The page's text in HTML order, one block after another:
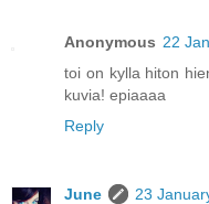
Anonymous 22
toi on kylla hiton
kuvia! epiaaaa
Reply
June
23